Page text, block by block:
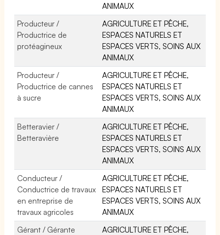
ANIMAUX
Producteur /
Productrice de
protéagineux
AGRICULTURE ET PÊCHE,
ESPACES NATURELS ET
ESPACES VERTS, SOINS AUX
ANIMAUX
Producteur /
Productrice de cannes
à sucre
AGRICULTURE ET PÊCHE,
ESPACES NATURELS ET
ESPACES VERTS, SOINS AUX
ANIMAUX
Betteravier /
Betteravière
AGRICULTURE ET PÊCHE,
ESPACES NATURELS ET
ESPACES VERTS, SOINS AUX
ANIMAUX
Conducteur /
Conductrice de travaux
en entreprise de
travaux agricoles
AGRICULTURE ET PÊCHE,
ESPACES NATURELS ET
ESPACES VERTS, SOINS AUX
ANIMAUX
Gérant / Gérante
AGRICULTURE ET PÊCHE,